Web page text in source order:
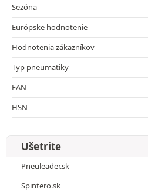
Sezóna
Európske hodnotenie
Hodnotenia zákazníkov
Typ pneumatiky
EAN
HSN
Ušetrite
Pneuleader.sk
Spintero.sk